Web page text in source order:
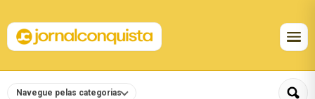
Navegue pelas categorias